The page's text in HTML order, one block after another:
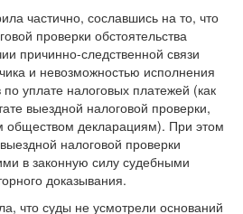
частично, сославшись на то, что
проверки обстоятельства
причинно-следственной связи
и невозможностью исполнения
уплате налоговых платежей (как
выездной налоговой проверки,
обществом декларациям). При этом
налоговой проверки
в законную силу судебными